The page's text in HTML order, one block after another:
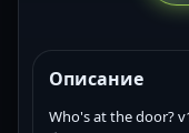
Описание
Who's at the door?